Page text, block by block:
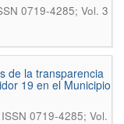
0719-4285; Vol. 3
de la transparencia
19 en el Municipio
0719-4285; Vol.